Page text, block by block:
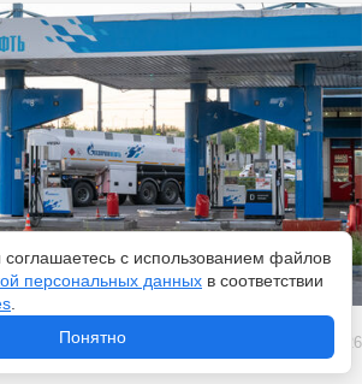
7 августа 2026
соглашаетесь с использованием файлов
персональных данных в соответствии
Понятно